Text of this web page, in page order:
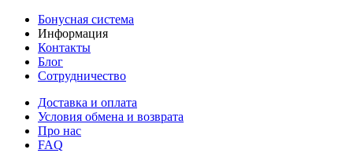
Бонусная система
Информация
Контакты
Блог
Сотрудничество
Доставка и оплата
Условия обмена и возврата
Про нас
FAQ